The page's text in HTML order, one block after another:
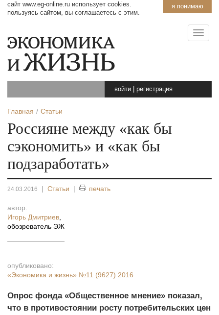
я понимаю
сайт www.eg-online.ru использует cookies.
пользуясь сайтом, вы соглашаетесь с этим.
войти регистрация
Главная Статьи
Россияне между «как бы
сэкономить» и «как бы
подзаработать»
24.03.2016 | Статьи | печать
автор:
Игорь Дмитриев
обозреватель ЭЖ
опубликовано:
«Экономика и жизнь» №11 (9627) 2016
Опрос фонда «Общественное мнение» показал,
что в противостоянии росту потребительских цен